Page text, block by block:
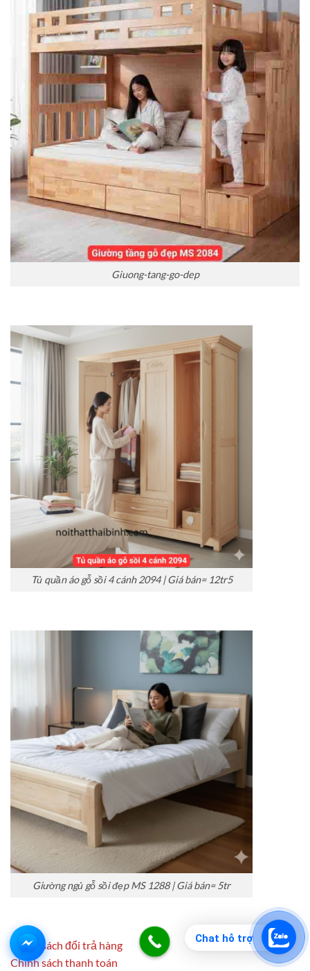
Chat hỗ trợ
Giuong-tang-go-dep
Tủ quần áo gỗ sồi 4 cánh 2094 | Giá bán= 12tr5
Giường ngủ gỗ sồi đẹp MS 1288 | Giá bán= 5tr
Chính sách đổi trả hàng
Chính sách thanh toán